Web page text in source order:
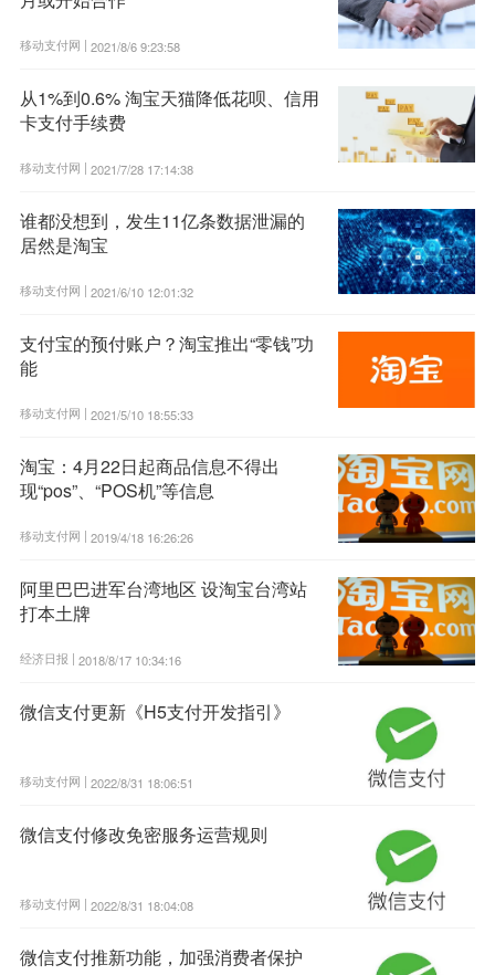
移动支付网 | 2021/8/6 9:23:58
从1%到0.6% 淘宝天猫降低花呗、信用
卡支付手续费
移动支付网 | 2021/7/28 17:14:38
谁都没想到，发生11亿条数据泄漏的
居然是淘宝
移动支付网 | 2021/6/10 12:01:32
支付宝的预付账户？淘宝推出“零钱”功
能
移动支付网 | 2021/5/10 18:55:33
淘宝：4月22日起商品信息不得出
现“pos”、“POS机”等信息
移动支付网 | 2019/4/18 16:26:26
阿里巴巴进军台湾地区 设淘宝台湾站
打本土牌
经济日报 | 2018/8/17 10:34:16
微信支付更新《H5支付开发指引》
移动支付网 | 2022/8/31 18:06:51
微信支付修改免密服务运营规则
移动支付网 | 2022/8/31 18:04:08
微信支付推新功能，加强消费者保护